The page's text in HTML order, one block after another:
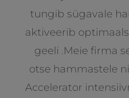
tungib sügavale
aktiveerib
geeli .Meie firma
otse hammastele
Accelerator